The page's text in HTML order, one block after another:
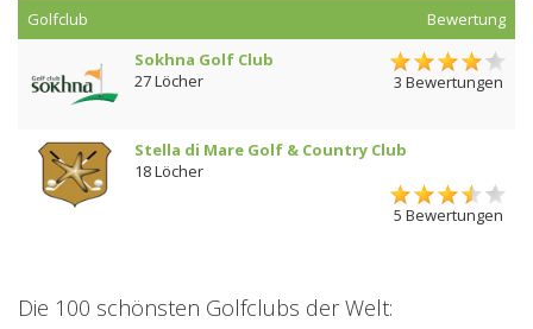
Golfclub
Bewertung
Sokhna Golf Club
27 Löcher
3 Bewertungen
Stella di Mare Golf & Country Club
18 Löcher
5 Bewertungen
Die 100 schönsten Golfclubs der Welt: